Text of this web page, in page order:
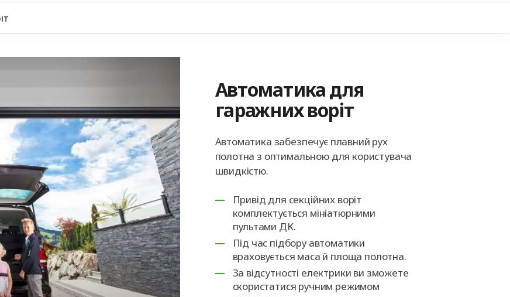
Автоматика для
гаражних воріт
Автоматика забезпечує плавний рух
полотна з оптимальною для користувача
швидкістю.
Привід для секційних воріт
комплектується мініатюрними
пультами ДК.
Під час підбору автоматики
враховується маса й площа полотна.
За відсутності електрики ви зможете
скористатися ручним режимом